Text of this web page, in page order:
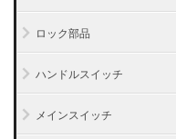
ロック部品
ハンドルスイッチ
メインスイッチ